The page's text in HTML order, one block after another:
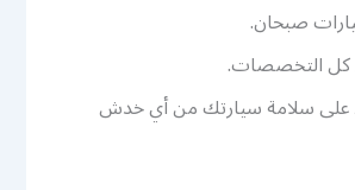
صبحان.
كل التخصصات.
على سلامة سيارتك من أي خدش